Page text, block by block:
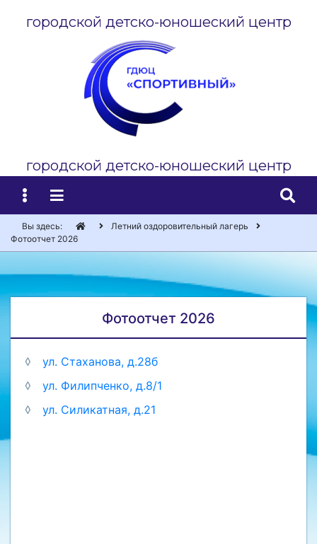
городской детско-юношеский центр
городской детско-юношеский центр
Вы здесь:
Летний оздоровительный лагерь
Фотоотчет 2026
Фотоотчет 2026
◊ ул. Стаханова, д.28б
◊ ул. Филипченко, д.8/1
◊ ул. Силикатная, д.21